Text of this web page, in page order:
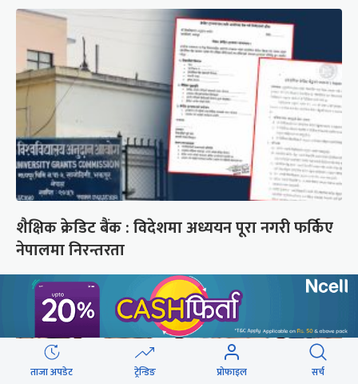
शैक्षिक क्रेडिट बैंक : विदेशमा अध्ययन पूरा नगरी फर्किए
नेपालमा निरन्तरता
ताजा अपडेट ट्रेन्डिङ प्रोफाइल सर्च